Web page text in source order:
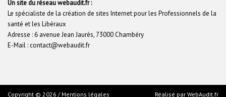
Un site du réseau webaudit.fr :
Le spécialiste de la création de sites Internet pour les Professionnels de la
santé et les Libéraux
Adresse : 6 avenue Jean Jaurès, 73000 Chambéry
E-Mail : contact@webaudit.fr
Copyright © 2026 / Mentions légales Réalisé par WebAudit.fr